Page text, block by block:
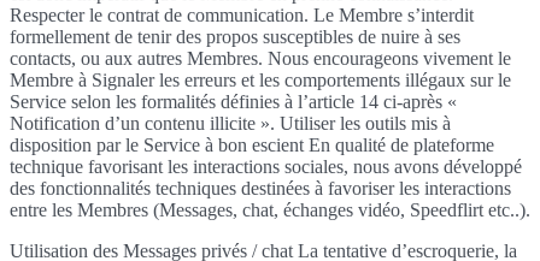
Respecter le contrat de communication. Le Membre s’interdit
formellement de tenir des propos susceptibles de nuire à ses
contacts, ou aux autres Membres. Nous encourageons vivement le
Membre à Signaler les erreurs et les comportements illégaux sur le
Service selon les formalités définies à l’article 14 ci-après «
Notification d’un contenu illicite ». Utiliser les outils mis à
disposition par le Service à bon escient En qualité de plateforme
technique favorisant les interactions sociales, nous avons développé
des fonctionnalités techniques destinées à favoriser les interactions
entre les Membres (Messages, chat, échanges vidéo, Speedflirt etc..).
Utilisation des Messages privés / chat La tentative d’escroquerie, la